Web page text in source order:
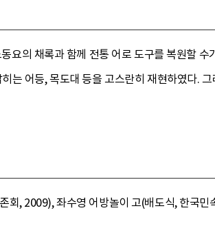
요의 채록과 함께 전통 어로 도구를 복원할 수
는 어등, 목도대 등을 고스란히 재현하였다. 그
회, 2009), 좌수영 어방놀이 고(배도식, 한국민